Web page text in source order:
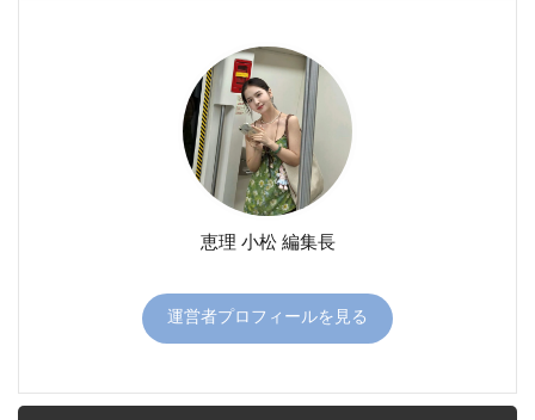
恵理 小松 編集長
運営者プロフィールを見る